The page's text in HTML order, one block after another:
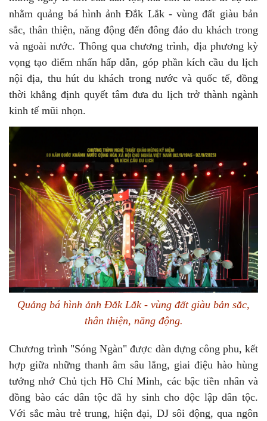
nhằm quảng bá hình ảnh Đắk Lắk - vùng đất giàu bản
sắc, thân thiện, năng động đến đông đảo du khách trong
và ngoài nước. Thông qua chương trình, địa phương kỳ
vọng tạo điểm nhấn hấp dẫn, góp phần kích cầu du lịch
nội địa, thu hút du khách trong nước và quốc tế, đồng
thời khẳng định quyết tâm đưa du lịch trở thành ngành
kinh tế mũi nhọn.
Quảng bá hình ảnh Đắk Lắk - vùng đất giàu bản sắc,
thân thiện, năng động.
Chương trình "Sóng Ngàn" được dàn dựng công phu, kết
hợp giữa những thanh âm sâu lắng, giai điệu hào hùng
tưởng nhớ Chủ tịch Hồ Chí Minh, các bậc tiền nhân và
đồng bào các dân tộc đã hy sinh cho độc lập dân tộc.
Với sắc màu trẻ trung, hiện đại, DJ sôi động, qua ngôn